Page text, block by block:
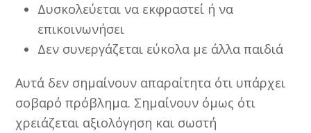
Δυσκολεύεται να εκφραστεί ή να
επικοινωνήσει
Δεν συνεργάζεται εύκολα με άλλα παιδιά
Αυτά δεν σημαίνουν απαραίτητα ότι υπάρχει
σοβαρό πρόβλημα. Σημαίνουν όμως ότι
χρειάζεται αξιολόγηση και σωστή